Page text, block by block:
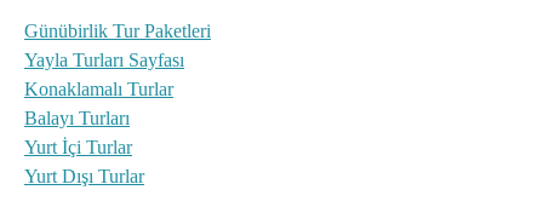
Günübirlik Tur Paketleri
Yayla Turları Sayfası
Konaklamalı Turlar
Balayı Turları
Yurt İçi Turlar
Yurt Dışı Turlar